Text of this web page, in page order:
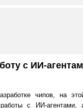
с ИИ-
чипов, на
с ИИ-агентами,